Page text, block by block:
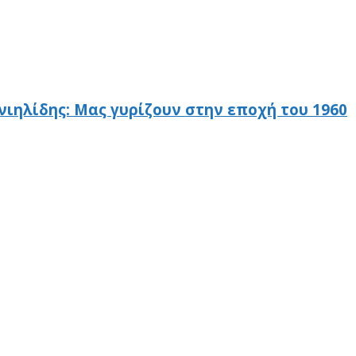
Μας γυρίζουν στην εποχή του 1960